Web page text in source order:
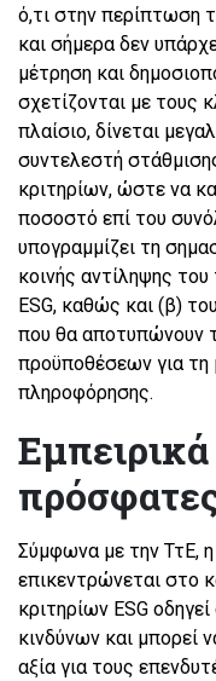
ό,τι στην περίπτωση
και σήμερα δεν
μέτρηση και
σχετίζονται με τους
πλαίσιο, δίνεται
συντελεστή
κριτηρίων, ώστε να
ποσοστό επί του
υπογραμμίζει τη
κοινής αντίληψης
ESG, καθώς και (β)
που θα αποτυπώνουν
προϋποθέσεων για
πληροφόρησης.
Σύμφωνα με την ΤτΕ,
επικεντρώνεται στο
κριτηρίων ESG
κινδύνων και μπορεί
αξία για τους